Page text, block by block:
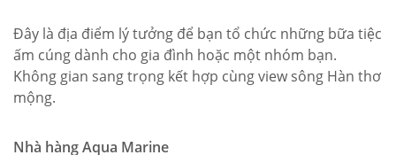
Đây là địa điểm lý tưởng để bạn tổ chức những bữa tiệc
ấm cúng dành cho gia đình hoặc một nhóm bạn.
Không gian sang trọng kết hợp cùng view sông Hàn thơ
mộng.
Nhà hàng Aqua Marine